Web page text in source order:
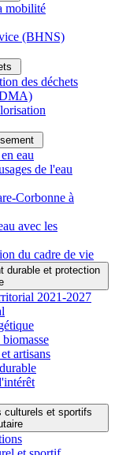
mobilité
(BHNS)
des déchets
eau
de l'eau
Corbonne à
avec les
du cadre de vie
durable et protection
2021-2027
artisans
culturels et sportifs